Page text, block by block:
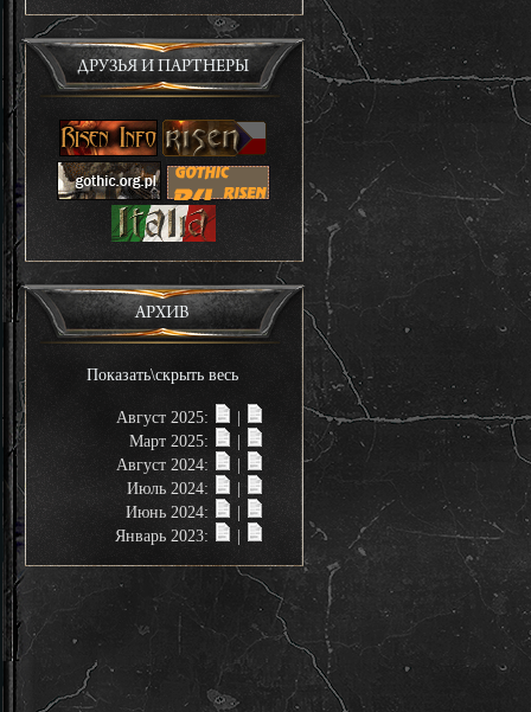
ДРУЗЬЯ И ПАРТНЕРЫ
АРХИВ
Показать\скрыть весь
Август 2025:
Март 2025:
Август 2024:
Июль 2024:
Июнь 2024:
Январь 2023: